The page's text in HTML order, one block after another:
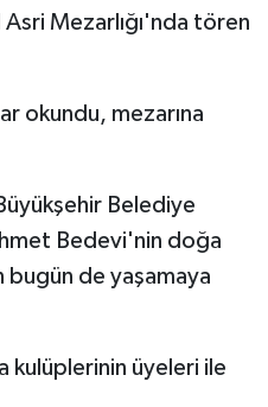
Mezarlığı'nda tören
okundu, mezarına
Belediye
Bedevi'nin doğa
bugün de yaşamaya
kulüplerinin üyeleri ile